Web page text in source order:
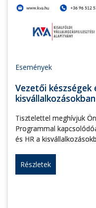
Események
Vezetői készségek
kisvállalkozásokban
Tisztelettel meghívjuk
Programmal
és HR a
Részletek